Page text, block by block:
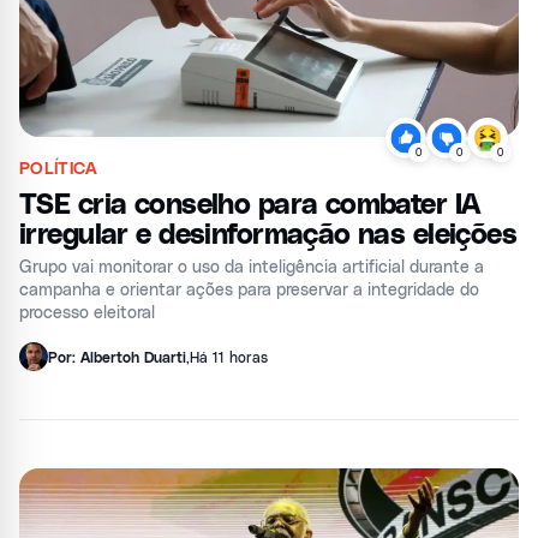
0 0 0
POLÍTICA
TSE cria conselho para combater IA
irregular e desinformação nas eleições
Grupo vai monitorar o uso da inteligência artificial durante a
campanha e orientar ações para preservar a integridade do
processo eleitoral
Por: Albertoh Duarti Há 11 horas